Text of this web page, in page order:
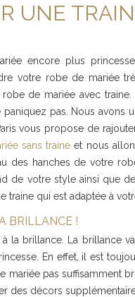
UNE
encore plus
votre robe de mariée
de mariée avec
pas. Nous avons
vous propose de
sans traine et nous
des hanches de votre
de votre style ainsi que
qui est adaptée à
BRILLANCE !
la brillance. La brillance
En effet, il est
pas suffisamment
des décors